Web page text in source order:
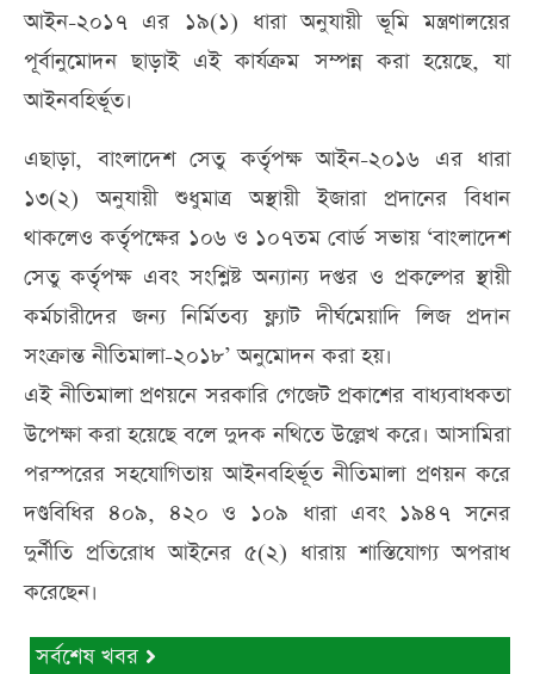
আইন-২০১৭ এর ১৯(১) ধারা অনুযায়ী ভূমি মন্ত্রণালয়ের
পূর্বানুমোদন ছাড়াই এই কার্যক্রম সম্পন্ন করা হয়েছে, যা
আইনবহির্ভূত।
এছাড়া, বাংলাদেশ সেতু কর্তৃপক্ষ আইন-২০১৬ এর ধারা
১৩(২) অনুযায়ী শুধুমাত্র অস্থায়ী ইজারা প্রদানের বিধান
থাকলেও কর্তৃপক্ষের ১০৬ ও ১০৭তম বোর্ড সভায় ‘বাংলাদেশ
সেতু কর্তৃপক্ষ এবং সংশ্লিষ্ট অন্যান্য দপ্তর ও প্রকল্পের স্থায়ী
কর্মচারীদের জন্য নির্মিতব্য ফ্ল্যাট দীর্ঘমেয়াদি লিজ প্রদান
সংক্রান্ত নীতিমালা-২০১৮’ অনুমোদন করা হয়।
এই নীতিমালা প্রণয়নে সরকারি গেজেট প্রকাশের বাধ্যবাধকতা
উপেক্ষা করা হয়েছে বলে দুদক নথিতে উল্লেখ করে। আসামিরা
পরস্পরের সহযোগিতায় আইনবহির্ভূত নীতিমালা প্রণয়ন করে
দণ্ডবিধির ৪০৯, ৪২০ ও ১০৯ ধারা এবং ১৯৪৭ সনের
দুর্নীতি প্রতিরোধ আইনের ৫(২) ধারায় শাস্তিযোগ্য অপরাধ
করেছেন।
সর্বশেষ খবর